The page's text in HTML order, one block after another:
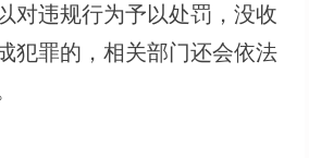
对违规行为予以处罚，没收
犯罪的，相关部门还会依法